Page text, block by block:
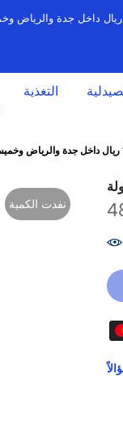
التغذية
نفدت الكمية